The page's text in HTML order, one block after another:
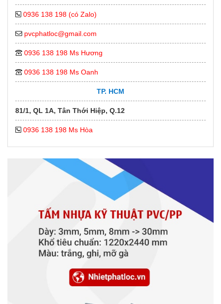
0936 138 198 (có Zalo)
pvcphatloc@gmail.com
0936 138 198 Ms Hương
0936 138 198 Ms Oanh
TP. HCM
81/1, QL 1A, Tân Thới Hiệp, Q.12
0936 138 198 Ms Hòa